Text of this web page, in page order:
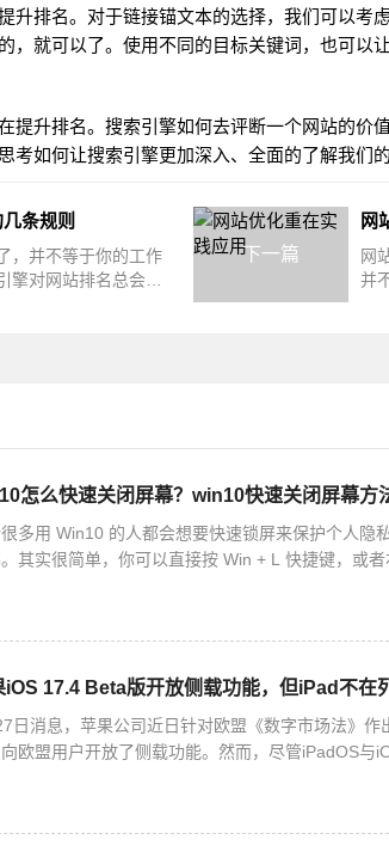
排名。对于链接锚文本的选择，我们可以考
，就可以了。使用不同的目标关键词，也可以
升排名。搜索引擎如何去评断一个网站的价
考如何让搜索引擎更加深入、全面的了解我们的
条规则
，并不等于你的工作
擎对网站排名总会隔
下一篇
网
网
并
怎么快速关闭屏幕？win10快速关闭屏幕方
多用 Win10 的人都会想要快速锁屏来保护个人隐
其实很简单，你可以直接按 Win + L 快捷键，或
iOS 17.4 Beta版开放侧载功能，但iPad不在
日消息，苹果公司近日针对欧盟《数字市场法》
欧盟用户开放了侧载功能。然而，尽管iPadOS与